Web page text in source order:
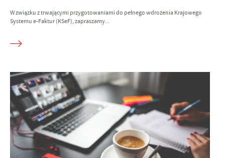
W związku z trwającymi przygotowaniami do pełnego wdrożenia Krajowego
Systemu e-Faktur (KSeF), zapraszamy...